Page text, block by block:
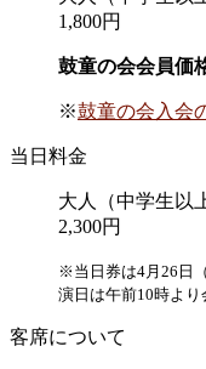
1,800円
鼓童の会会員価
※鼓童の会入会
当日料金
大人（中学生以
2,300円
※当日券は4月26日
演日は午前10時より
客席について